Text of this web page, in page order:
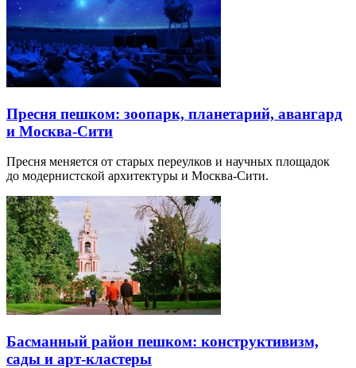
Пресня пешком: зоопарк, планетарий, авангард
и Москва-Сити
Пресня меняется от старых переулков и научных площадок
до модернистской архитектуры и Москва-Сити.
Басманный район пешком: конструктивизм,
сады и арт-кластеры